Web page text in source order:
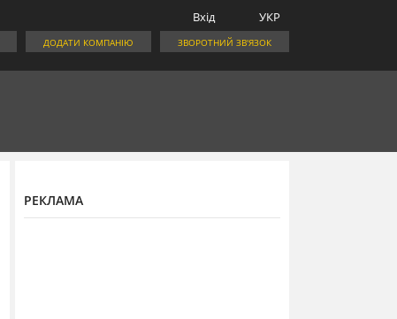
УКР
Вхід
ЗВОРОТНИЙ ЗВ'ЯЗОК
ДОДАТИ КОМПАНІЮ
РЕКЛАМА